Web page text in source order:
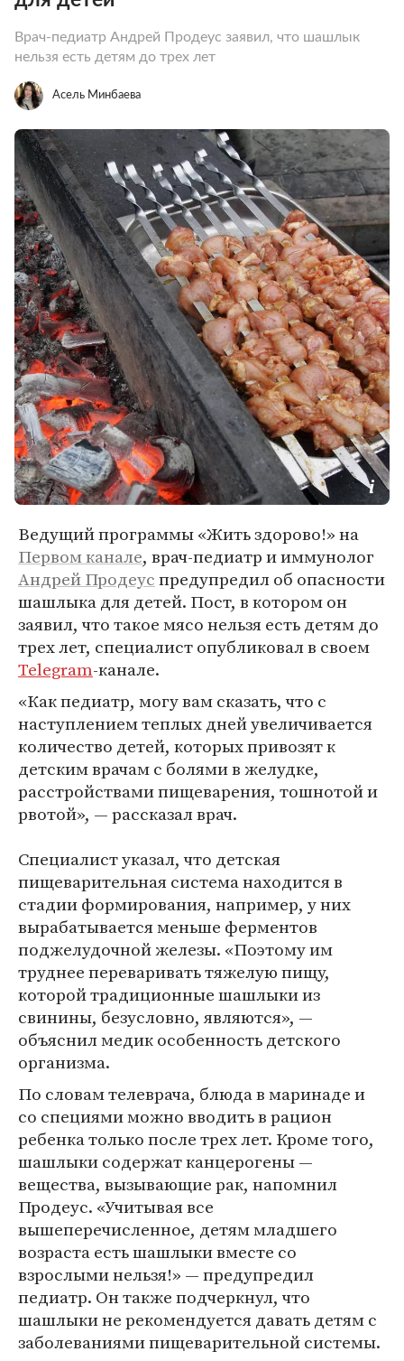
Врач-педиатр Андрей Продеус заявил, что шашлык
нельзя есть детям до трех лет
Асель Минбаева
Ведущий программы «Жить здорово!» на
Первом канале, врач-педиатр и иммунолог
Андрей Продеуспредупредил об опасности
шашлыка для детей. Пост, в котором он
заявил, что такое мясо нельзя есть детям до
трех лет, специалист опубликовал в своем
Telegram-канале.
«Как педиатр, могу вам сказать, что с
наступлением теплых дней увеличивается
количество детей, которых привозят к
детским врачам с болями в желудке,
расстройствами пищеварения, тошнотой и
рвотой», — рассказал врач.
Специалист указал, что детская
пищеварительная система находится в
стадии формирования, например, у них
вырабатывается меньше ферментов
поджелудочной железы. «Поэтому им
труднее переваривать тяжелую пищу,
которой традиционные шашлыки из
свинины, безусловно, являются», —
объяснил медик особенность детского
организма.
По словам телеврача, блюда в маринаде и
со специями можно вводить в рацион
ребенка только после трех лет. Кроме того,
шашлыки содержат канцерогены —
вещества, вызывающие рак, напомнил
Продеус. «Учитывая все
вышеперечисленное, детям младшего
возраста есть шашлыки вместе со
взрослыми нельзя!» — предупредил
педиатр. Он также подчеркнул, что
шашлыки не рекомендуется давать детям с
заболеваниями пищеварительной системы.